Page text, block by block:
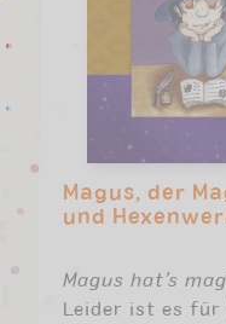
Magus, der
und
Magus hat’s
Leider ist es